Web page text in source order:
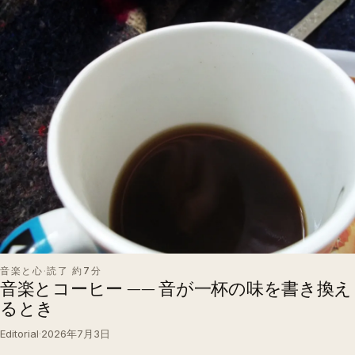
音楽と心 ·読了 約7分
音楽とコーヒー —— 音が一杯の味を書き換え
るとき
Editorial·2026年7月3日